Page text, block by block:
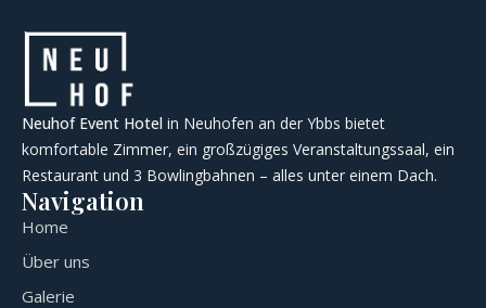
Neuhof Event Hotel in Neuhofen an der Ybbs bietet
komfortable Zimmer, ein großzügiges Veranstaltungssaal, ein
Restaurant und 3 Bowlingbahnen – alles unter einem Dach.
Navigation
Home
Über uns
Galerie